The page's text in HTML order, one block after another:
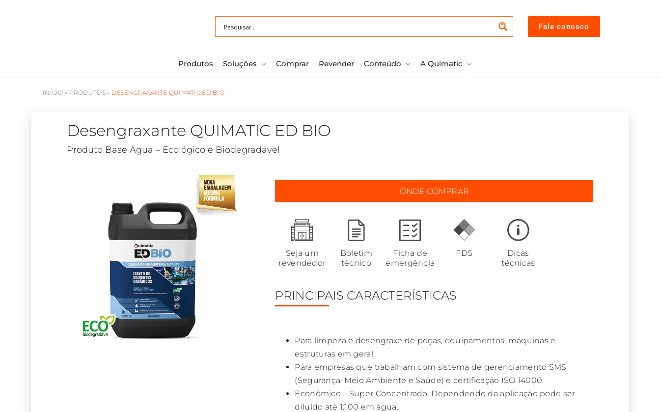
Fale conosco
Produtos Soluções Comprar Revender Conteúdo A Quimatic
INÍCIO » PRODUTOS» DESENGRAXANTE QUIMATIC ED BIO
Desengraxante QUIMATIC ED BIO
Produto Base Água – Ecológico e Biodegradável
ONDE COMPRAR
Seja um
revendedor
Boletim
técnico
Ficha de
emergência
FDS
Dicas
técnicas
PRINCIPAIS CARACTERÍSTICAS
Para limpeza e desengraxe de peças, equipamentos, máquinas e
estruturas em geral.
Para empresas que trabalham com sistema de gerenciamento SMS
(Segurança, Meio Ambiente e Saúde) e certificação ISO 14000.
Econômico – Super Concentrado. Dependendo da aplicação pode ser
diluído até 1:100 em água.